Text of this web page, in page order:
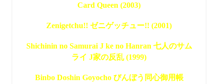
Card Queen (2003)
Zenigetchu!! ゼニゲッチュー!! (2001)
Shichinin no Samurai J ke no Hanran 七人のサム
ライ J家の反乱 (1999)
Binbo Doshin Goyocho びんぼう同心御用帳